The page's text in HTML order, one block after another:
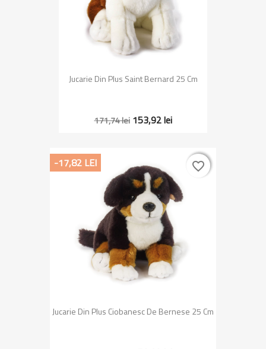
Jucarie Din Plus Saint Bernard 25 Cm
171,74 lei 153,92 lei
Jucarie Din Plus Ciobanesc De Bernese 25 Cm
-17,82 LEI favorite_border
favorite_border